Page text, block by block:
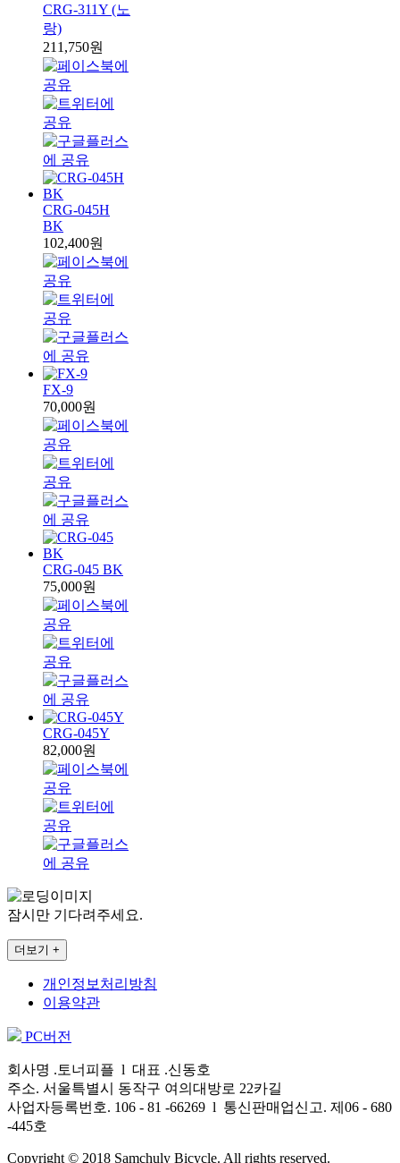
CRG-311Y (노
랑)
211,750원
CRG-045H
BK
102,400원
FX-9
70,000원
CRG-045 BK
75,000원
CRG-045Y
82,000원
잠시만 기다려주세요.
더보기 +
개인정보처리방침
이용약관
PC버전
회사명 .토너피플 l 대표 .신동호
주소. 서울특별시 동작구 여의대방로 22카길
사업자등록번호. 106 - 81 -66269 l 통신판매업신고. 제06 - 680
-445호
Copyright © 2018 Samchuly Bicycle. All rights reserved.